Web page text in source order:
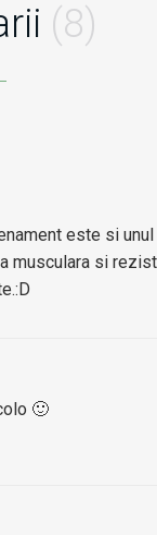
(8)
este si unul
musculara si
🙂